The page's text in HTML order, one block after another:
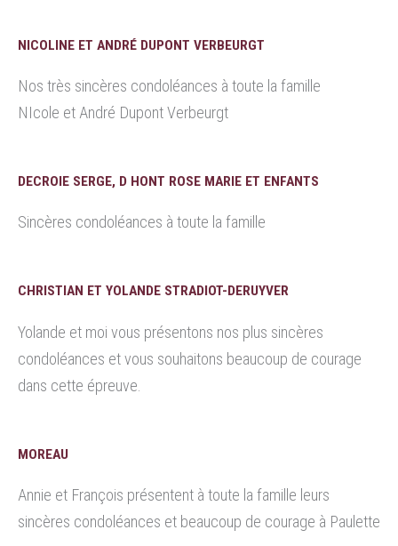
NICOLINE ET ANDRÉ DUPONT VERBEURGT
Nos très sincères condoléances à toute la famille
NIcole et André Dupont Verbeurgt
DECROIE SERGE, D HONT ROSE MARIE ET ENFANTS
Sincères condoléances à toute la famille
CHRISTIAN ET YOLANDE STRADIOT-DERUYVER
Yolande et moi vous présentons nos plus sincères
condoléances et vous souhaitons beaucoup de courage
dans cette épreuve.
MOREAU
Annie et François présentent à toute la famille leurs
sincères condoléances et beaucoup de courage à Paulette